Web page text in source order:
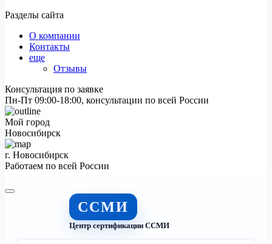
Разделы сайта
О компании
Контакты
еще
Отзывы
Консультация по заявке
Пн-Пт 09:00-18:00, консультации по всей России
Мой город
Новосибирск
г. Новосибирск
Работаем по всей России
ССМИ
Центр сертификации ССМИ